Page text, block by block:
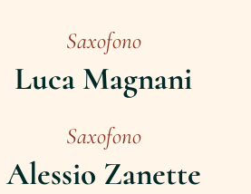
Saxofono
Luca Magnani
Saxofono
Alessio Zanette